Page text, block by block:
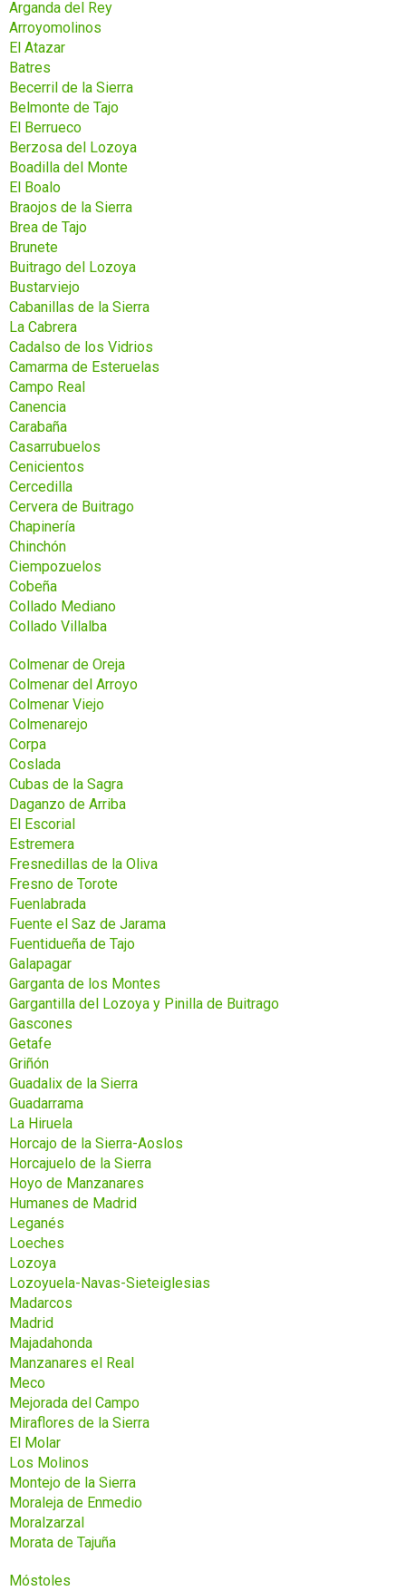
Arganda del Rey
Arroyomolinos
El Atazar
Batres
Becerril de la Sierra
Belmonte de Tajo
El Berrueco
Berzosa del Lozoya
Boadilla del Monte
El Boalo
Braojos de la Sierra
Brea de Tajo
Brunete
Buitrago del Lozoya
Bustarviejo
Cabanillas de la Sierra
La Cabrera
Cadalso de los Vidrios
Camarma de Esteruelas
Campo Real
Canencia
Carabaña
Casarrubuelos
Cenicientos
Cercedilla
Cervera de Buitrago
Chapinería
Chinchón
Ciempozuelos
Cobeña
Collado Mediano
Collado Villalba
Colmenar de Oreja
Colmenar del Arroyo
Colmenar Viejo
Colmenarejo
Corpa
Coslada
Cubas de la Sagra
Daganzo de Arriba
El Escorial
Estremera
Fresnedillas de la Oliva
Fresno de Torote
Fuenlabrada
Fuente el Saz de Jarama
Fuentidueña de Tajo
Galapagar
Garganta de los Montes
Gargantilla del Lozoya y Pinilla de Buitrago
Gascones
Getafe
Griñón
Guadalix de la Sierra
Guadarrama
La Hiruela
Horcajo de la Sierra-Aoslos
Horcajuelo de la Sierra
Hoyo de Manzanares
Humanes de Madrid
Leganés
Loeches
Lozoya
Lozoyuela-Navas-Sieteiglesias
Madarcos
Madrid
Majadahonda
Manzanares el Real
Meco
Mejorada del Campo
Miraflores de la Sierra
El Molar
Los Molinos
Montejo de la Sierra
Moraleja de Enmedio
Moralzarzal
Morata de Tajuña
Móstoles